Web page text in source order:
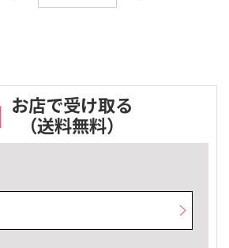
お店で受け取る
（送料無料）